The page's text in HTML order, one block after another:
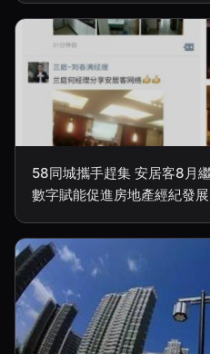
58同城攜手趕集 安居客8月
數字賦能促進房地產經紀發展